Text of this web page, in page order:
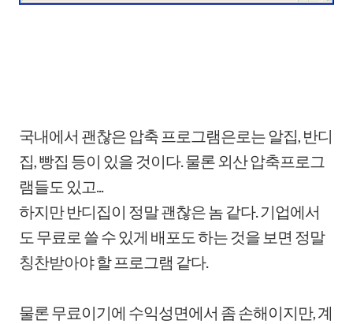
국내에서 괜찮은 압축 프로그램은로는 알집, 반디
집, 빵집 등이 있을 것이다. 물론 외산 압축프로그
램들도 있고...
하지만 반디집이 정말 괜찮은 놈 같다. 기업에서
도 무료로 쓸 수 있게 배포도 하는 것을 보면 정말
칭찬받아야 할 프로그램 같다.
물론 무료이기에 수익성면에서 좀 손해이지만, 계